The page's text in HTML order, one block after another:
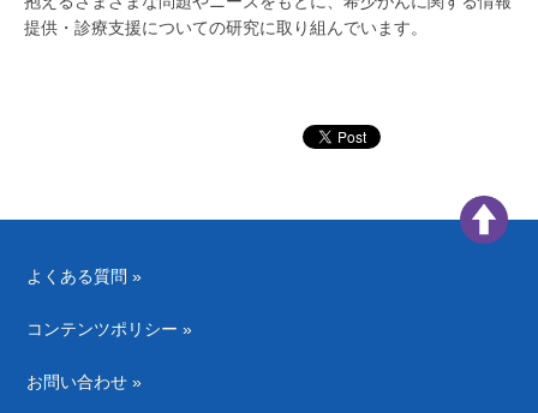
提供・診療支援についての研究に取り組んでいます。
よくある質問 »
コンテンツポリシー »
お問い合わせ »